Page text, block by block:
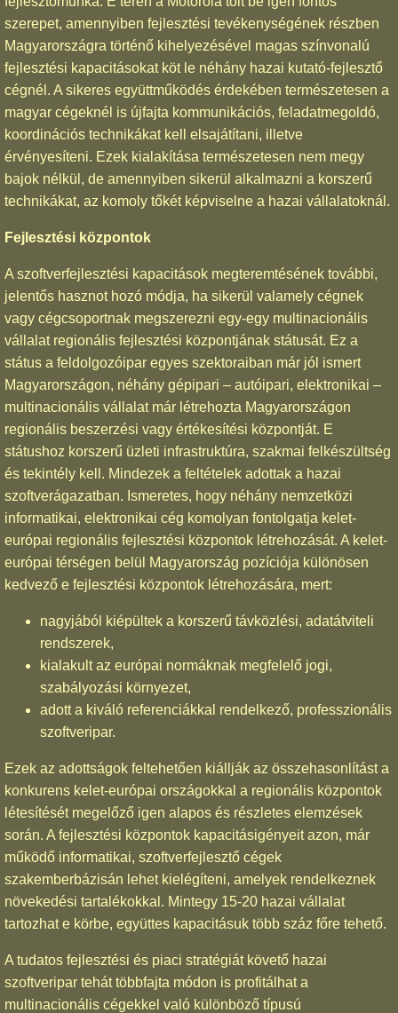
szerepet, amennyiben fejlesztési tevékenységének részben
Magyarországra történő kihelyezésével magas színvonalú
fejlesztési kapacitásokat köt le néhány hazai kutató-fejlesztő
cégnél. A sikeres együttműködés érdekében természetesen a
magyar cégeknél is újfajta kommunikációs, feladatmegoldó,
koordinációs technikákat kell elsajátítani, illetve
érvényesíteni. Ezek kialakítása természetesen nem megy
bajok nélkül, de amennyiben sikerül alkalmazni a korszerű
technikákat, az komoly tőkét képviselne a hazai vállalatoknál.
Fejlesztési központok
A szoftverfejlesztési kapacitások megteremtésének további,
jelentős hasznot hozó módja, ha sikerül valamely cégnek
vagy cégcsoportnak megszerezni egy-egy multinacionális
vállalat regionális fejlesztési központjának státusát. Ez a
státus a feldolgozóipar egyes szektoraiban már jól ismert
Magyarországon, néhány gépipari – autóipari, elektronikai –
multinacionális vállalat már létrehozta Magyarországon
regionális beszerzési vagy értékesítési központját. E
státushoz korszerű üzleti infrastruktúra, szakmai felkészültség
és tekintély kell. Mindezek a feltételek adottak a hazai
szoftverágazatban. Ismeretes, hogy néhány nemzetközi
informatikai, elektronikai cég komolyan fontolgatja kelet-
európai regionális fejlesztési központok létrehozását. A kelet-
európai térségen belül Magyarország pozíciója különösen
kedvező e fejlesztési központok létrehozására, mert:
nagyjából kiépültek a korszerű távközlési, adatátviteli
rendszerek,
kialakult az európai normáknak megfelelő jogi,
szabályozási környezet,
adott a kiváló referenciákkal rendelkező, professzionális
szoftveripar.
Ezek az adottságok feltehetően kiállják az összehasonlítást a
konkurens kelet-európai országokkal a regionális központok
létesítését megelőző igen alapos és részletes elemzések
során. A fejlesztési központok kapacitásigényeit azon, már
működő informatikai, szoftverfejlesztő cégek
szakemberbázisán lehet kielégíteni, amelyek rendelkeznek
növekedési tartalékokkal. Mintegy 15-20 hazai vállalat
tartozhat e körbe, együttes kapacitásuk több száz főre tehető.
A tudatos fejlesztési és piaci stratégiát követő hazai
szoftveripar tehát többfajta módon is profitálhat a
multinacionális cégekkel való különböző típusú